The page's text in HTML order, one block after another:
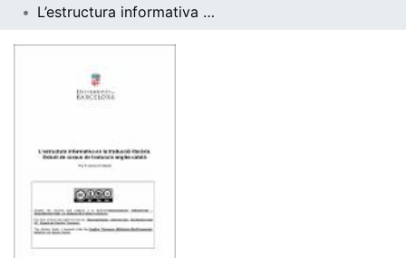
L’estructura informativa en la traducció literària. Estudi de corpus de traducció anglès-català